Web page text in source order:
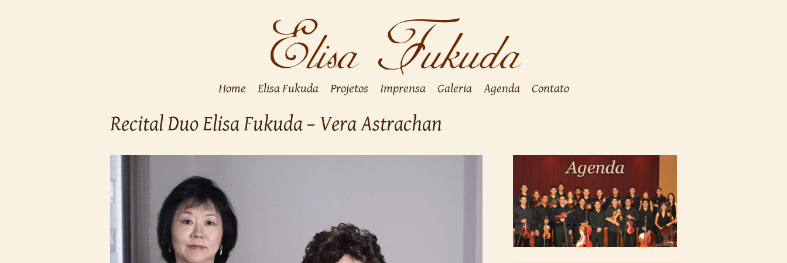
Home Elisa Fukuda Projetos Imprensa Galeria Agenda Contato
Recital Duo Elisa Fukuda – Vera Astrachan